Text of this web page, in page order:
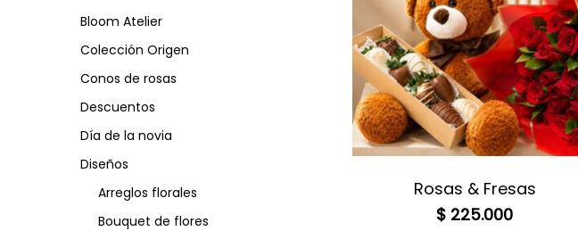
Bloom Atelier
Colección Origen
Conos de rosas
Descuentos
Día de la novia
Diseños
Arreglos florales
Bouquet de flores
Rosas & Fresas
$ 225.000